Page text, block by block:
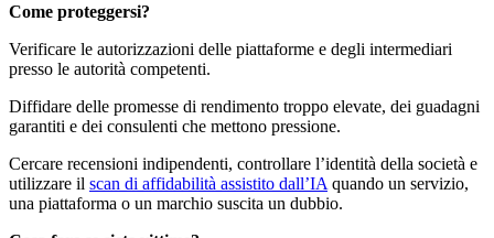
Come proteggersi?
Verificare le autorizzazioni delle piattaforme e degli intermediari
presso le autorità competenti.
Diffidare delle promesse di rendimento troppo elevate, dei guadagni
garantiti e dei consulenti che mettono pressione.
Cercare recensioni indipendenti, controllare l’identità della società e
utilizzare il scan di affidabilità assistito dall’IA quando un servizio,
una piattaforma o un marchio suscita un dubbio.